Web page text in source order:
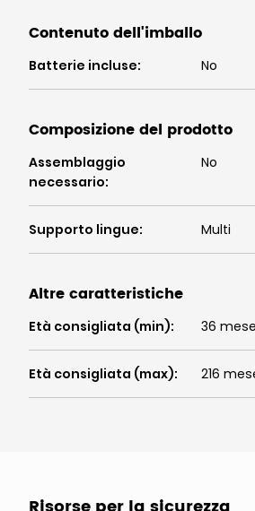
Contenuto dell'imballo
Batterie incluse: No
Composizione del prodotto
Assemblaggio
necessario:
No
Supporto lingue: Multi
Altre caratteristiche
Età consigliata (min): 36
Età consigliata (max): 216